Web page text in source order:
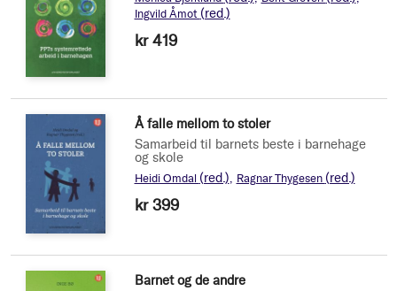
Ingvild Åmot (red.)
kr 419
Å falle mellom to stoler
Samarbeid til barnets beste i barnehage
og skole
Heidi Omdal (red.) Ragnar Thygesen (red.)
kr 399
Barnet og de andre